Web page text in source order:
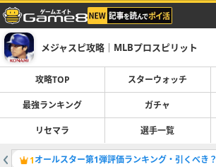
メジャスピ攻略｜MLBプロスピリット
攻略TOP スターウォッチ
最強ランキング ガチャ
リセマラ 選手一覧
1オールスター第1弾評価ランキング・引くべき？